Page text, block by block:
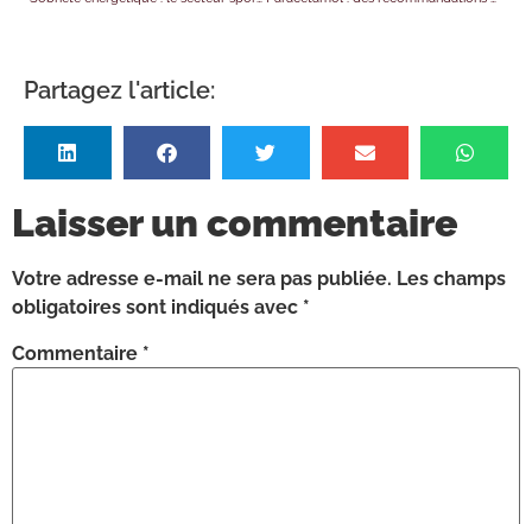
Partagez l'article:
Laisser un commentaire
Votre adresse e-mail ne sera pas publiée. Les champs
obligatoires sont indiqués avec *
Commentaire *